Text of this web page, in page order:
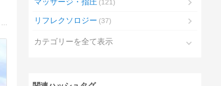
美もお金も欲しい方に、ご自宅でいつでも美と金運アップをサポートできる美容ヒーリングと金運アップヒーリングを提供しています。毎日無料ヒーリングも実施中。
マッサージ・指圧 121
リフレクソロジー 37
カテゴリーを全て表示